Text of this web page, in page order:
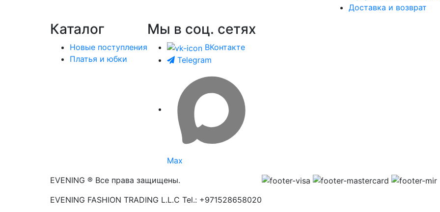
Доставка и возврат
Каталог
Новые поступления
Платья и юбки
Мы в соц. сетях
ВКонтакте
Telegram
Max
EVENING ® Все права защищены.
EVENING FASHION TRADING L.L.C Tel.: +971528658020